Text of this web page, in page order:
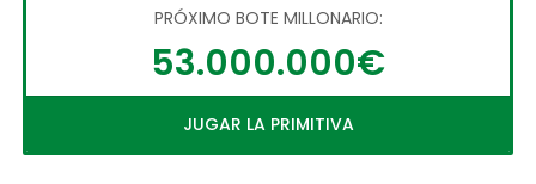
PRÓXIMO BOTE MILLONARIO:
53.000.000€
JUGAR LA PRIMITIVA